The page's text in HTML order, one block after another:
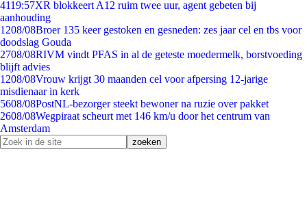
4119:57XR blokkeert A12 ruim twee uur, agent gebeten bij
aanhouding
1208/08Broer 135 keer gestoken en gesneden: zes jaar cel en tbs voor
doodslag Gouda
2708/08RIVM vindt PFAS in al de geteste moedermelk, borstvoeding
blijft advies
1208/08Vrouw krijgt 30 maanden cel voor afpersing 12-jarige
misdienaar in kerk
5608/08PostNL-bezorger steekt bewoner na ruzie over pakket
2608/08Wegpiraat scheurt met 146 km/u door het centrum van
Amsterdam